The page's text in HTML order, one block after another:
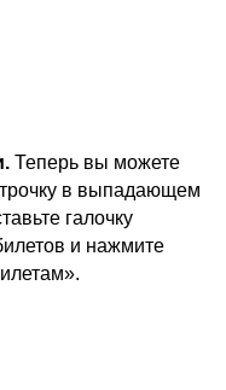
Теперь вы можете
в выпадающем
галочку
и нажмите